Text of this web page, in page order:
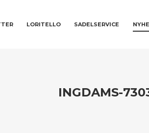
LORITELLO SADELSERVICE
INGDAMS-